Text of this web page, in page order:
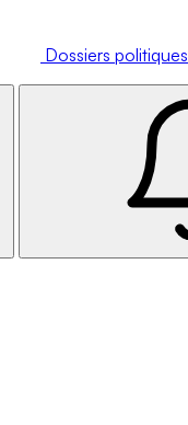
Dossiers politiques